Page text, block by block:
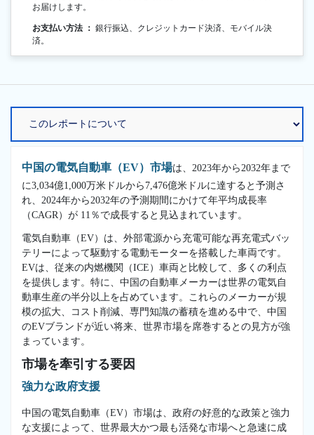
お届けします。
お支払い方法 ： 銀行振込、クレジットカード決済、モバイル決
済。
中国の電気自動車（EV）市場は、2023年から2032年まで
に3,034億1,000万米ドルから7,476億米ドルに達すると予測さ
れ、2024年から2032年の予測期間にかけて年平均成長率
（CAGR）が 11％で成長すると見込まれています。
電気自動車（EV）は、外部電源から充電可能な再充電式バッ
テリーによって駆動する電動モーターを搭載した車両です。
EVは、従来の内燃機関（ICE）車両と比較して、多くの利点
を提供します。特に、中国の自動車メーカーは世界の電気自
動車生産の半分以上を占めています。これらのメーカーが規
模の拡大、コスト削減、専門知識の蓄積を進める中で、中国
のEVブランドが近い将来、世界市場を席巻するとの見方が強
まっています。
市場を牽引する要因
強力な政府支援
中国の電気自動車（EV）市場は、政府の好意的な政策と強力
な支援によって、世界最大かつ最も活発な市場へと急速に成